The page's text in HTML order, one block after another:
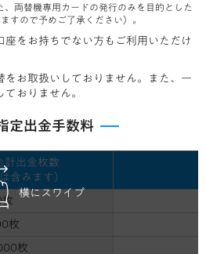
、両替機専用カードの発行のみを目的とした
すので予めご了承ください）。
座をお持ちでない方もご利用いただけ
をお取扱いしておりません。また、一
おりません。
定出金手数料
計出金枚数
含みます）
枚
枚
枚
横にスワイプ